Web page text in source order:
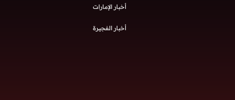
أخبار الإمارات
أخبار الفجيرة